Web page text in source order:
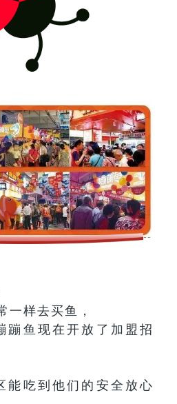
一样去买鱼，
蹦鱼现在开放了加盟招
能吃到他们的安全放心